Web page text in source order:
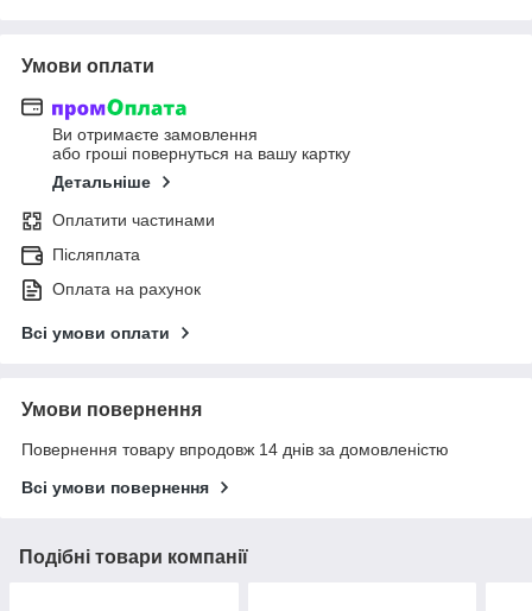
Умови оплати
Ви отримаєте замовлення
або гроші повернуться на вашу картку
Детальніше
Оплатити частинами
Післяплата
Оплата на рахунок
Всі умови оплати
Умови повернення
Повернення товару впродовж 14 днів за домовленістю
Всі умови повернення
Подібні товари компанії